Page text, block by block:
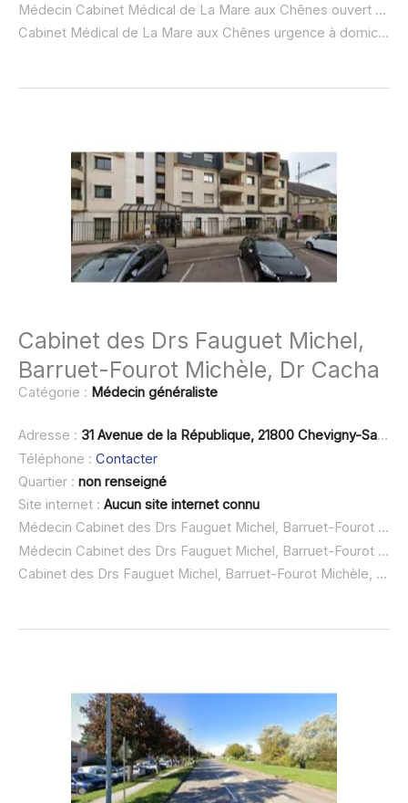
Médecin Cabinet Médical de La Mare aux Chênes ouvert dimanche :
Cabinet Médical de La Mare aux Chênes urgence à domicile ou SOS médecin :
Cabinet des Drs Fauguet Michel,
Barruet-Fourot Michèle, Dr Cacha
Catégorie : Médecin généraliste
Adresse : 31 Avenue de la République, 21800 Chevigny-Saint-Sauveur
Téléphone : Contacter
Quartier : non renseigné
Site internet : Aucun site internet connu
Médecin Cabinet des Drs Fauguet Michel, Barruet-Fourot Michèle, Dr Cacha à domicile :
Médecin Cabinet des Drs Fauguet Michel, Barruet-Fourot Michèle, Dr Cacha ouvert dimanche :
Cabinet des Drs Fauguet Michel, Barruet-Fourot Michèle, Dr Cacha urgence à domicile ou SOS médecin :